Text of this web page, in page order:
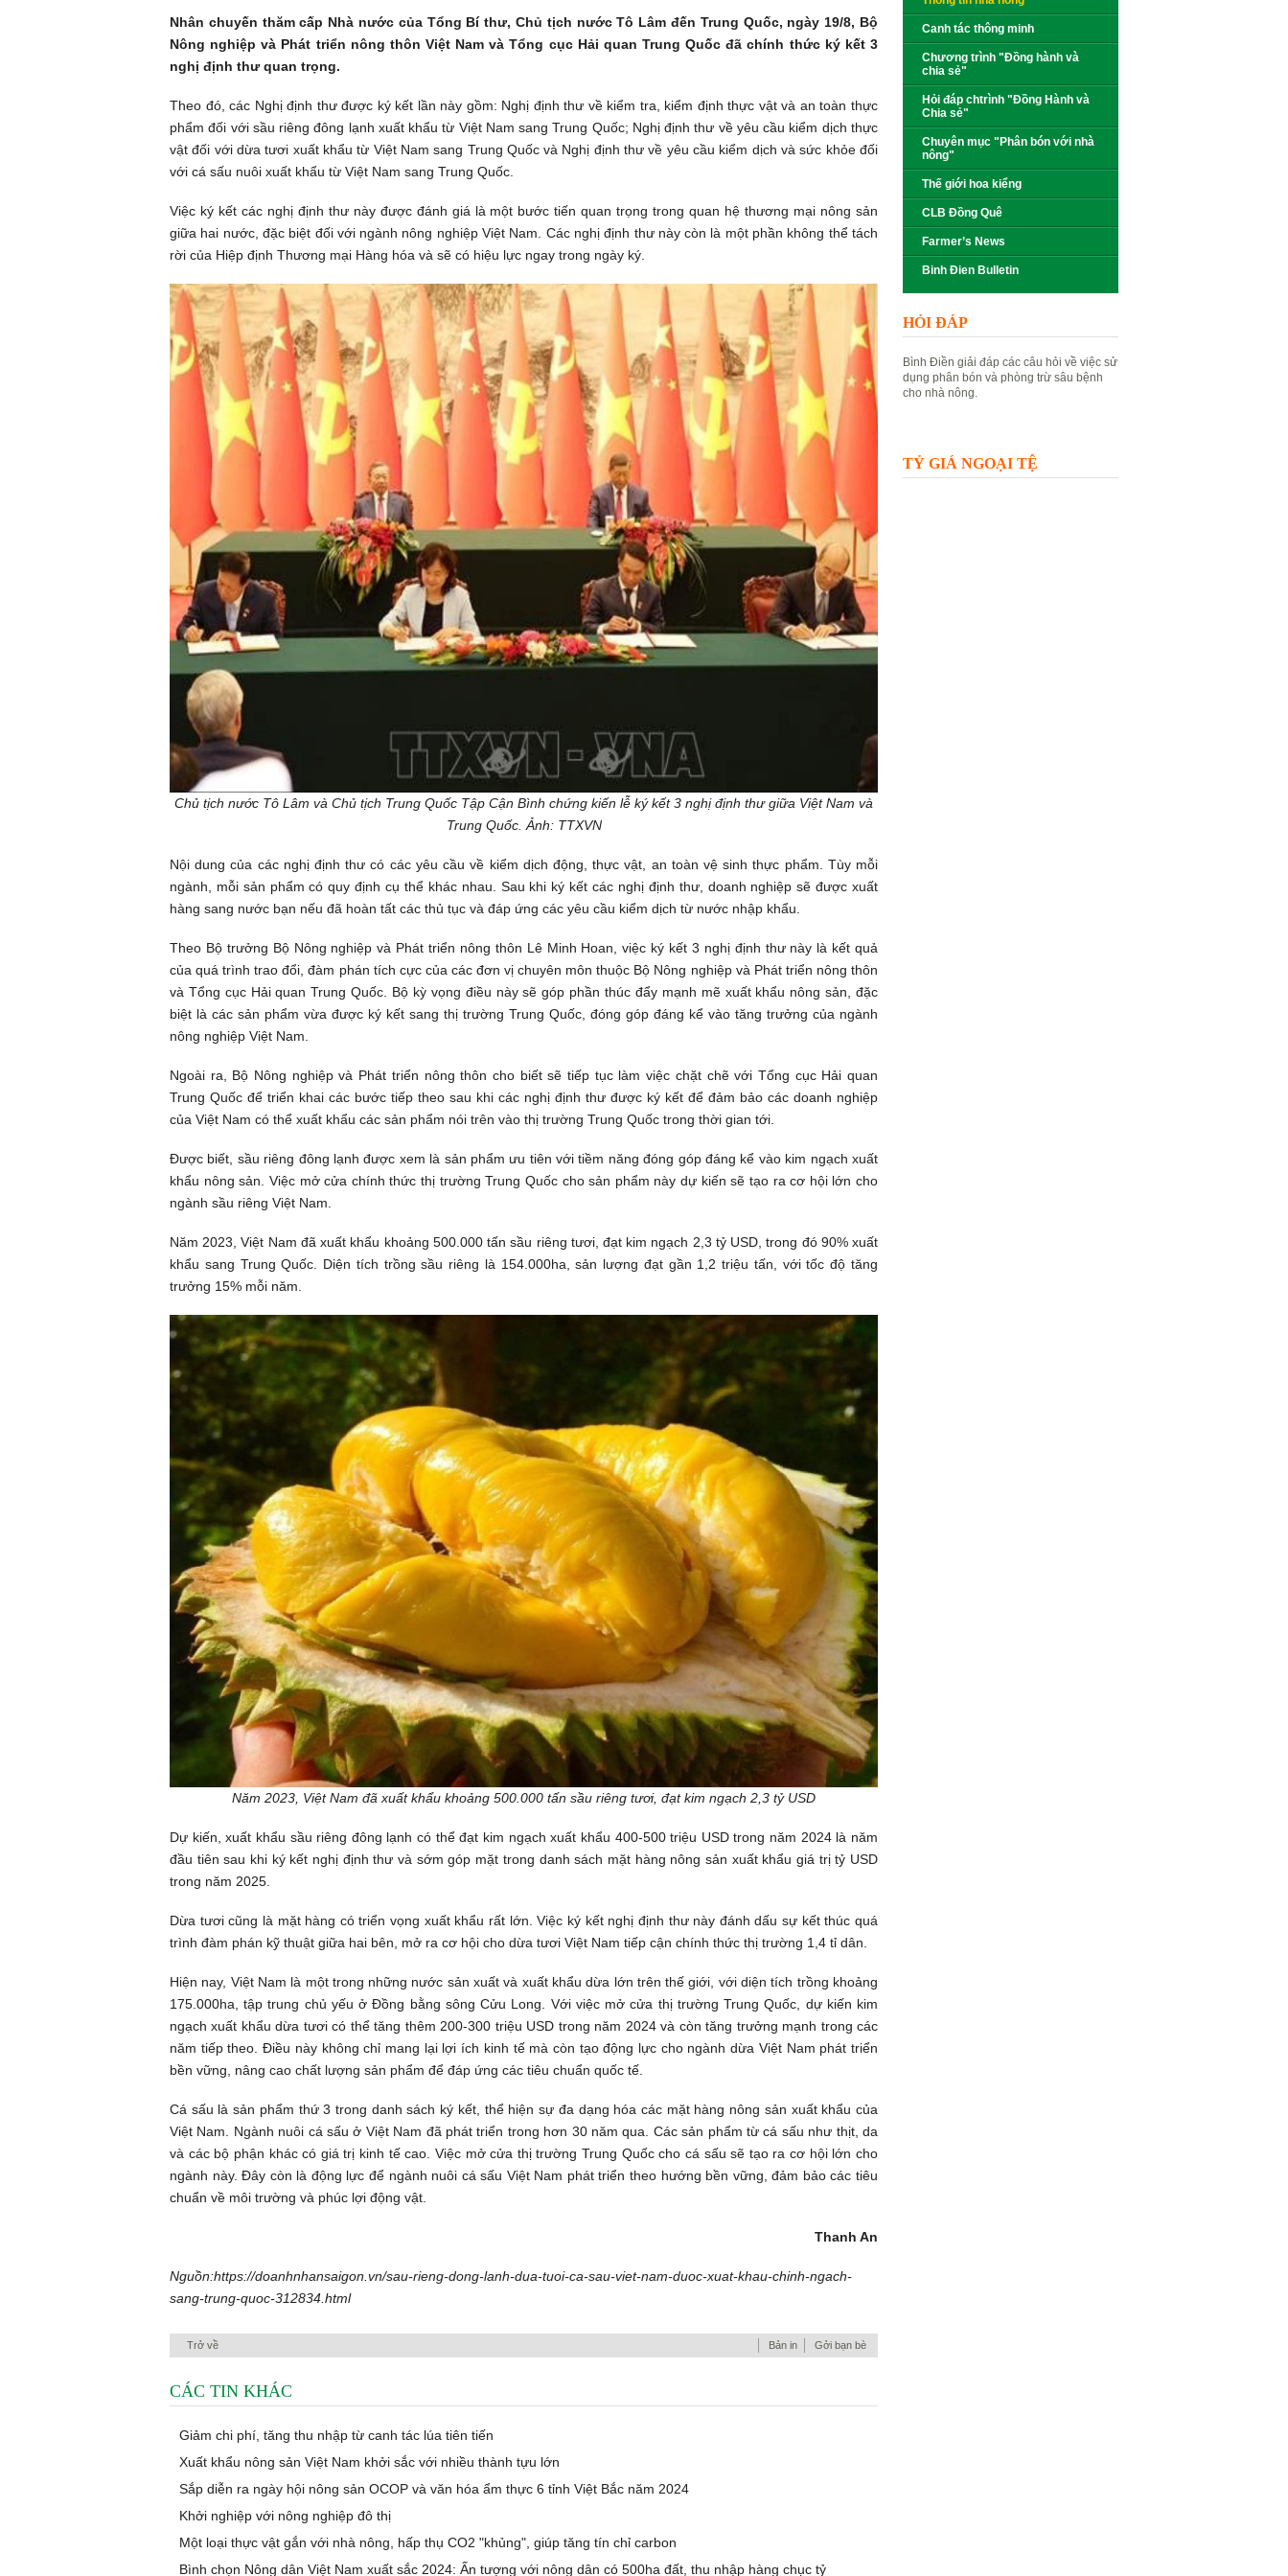
Nhân chuyến thăm cấp Nhà nước của Tổng Bí thư, Chủ tịch nước Tô Lâm đến Trung Quốc, ngày 19/8, Bộ
Nông nghiệp và Phát triển nông thôn Việt Nam và Tổng cục Hải quan Trung Quốc đã chính thức ký kết 3
nghị định thư quan trọng.
Theo đó, các Nghị định thư được ký kết lần này gồm: Nghị định thư về kiểm tra, kiểm định thực vật và an toàn thực
phẩm đối với sầu riêng đông lạnh xuất khẩu từ Việt Nam sang Trung Quốc; Nghị định thư về yêu cầu kiểm dịch thực
vật đối với dừa tươi xuất khẩu từ Việt Nam sang Trung Quốc và Nghị định thư về yêu cầu kiểm dịch và sức khỏe đối
với cá sấu nuôi xuất khẩu từ Việt Nam sang Trung Quốc.
Việc ký kết các nghị định thư này được đánh giá là một bước tiến quan trọng trong quan hệ thương mại nông sản
giữa hai nước, đặc biệt đối với ngành nông nghiệp Việt Nam. Các nghị định thư này còn là một phần không thể tách
rời của Hiệp định Thương mại Hàng hóa và sẽ có hiệu lực ngay trong ngày ký.
Chủ tịch nước Tô Lâm và Chủ tịch Trung Quốc Tập Cận Bình chứng kiến lễ ký kết 3 nghị định thư giữa Việt Nam và
Trung Quốc. Ảnh: TTXVN
Nội dung của các nghị định thư có các yêu cầu về kiểm dịch động, thực vật, an toàn vệ sinh thực phẩm. Tùy mỗi
ngành, mỗi sản phẩm có quy định cụ thể khác nhau. Sau khi ký kết các nghị định thư, doanh nghiệp sẽ được xuất
hàng sang nước bạn nếu đã hoàn tất các thủ tục và đáp ứng các yêu cầu kiểm dịch từ nước nhập khẩu.
Theo Bộ trưởng Bộ Nông nghiệp và Phát triển nông thôn Lê Minh Hoan, việc ký kết 3 nghị định thư này là kết quả
của quá trình trao đổi, đàm phán tích cực của các đơn vị chuyên môn thuộc Bộ Nông nghiệp và Phát triển nông thôn
và Tổng cục Hải quan Trung Quốc. Bộ kỳ vọng điều này sẽ góp phần thúc đẩy mạnh mẽ xuất khẩu nông sản, đặc
biệt là các sản phẩm vừa được ký kết sang thị trường Trung Quốc, đóng góp đáng kể vào tăng trưởng của ngành
nông nghiệp Việt Nam.
Ngoài ra, Bộ Nông nghiệp và Phát triển nông thôn cho biết sẽ tiếp tục làm việc chặt chẽ với Tổng cục Hải quan
Trung Quốc để triển khai các bước tiếp theo sau khi các nghị định thư được ký kết để đảm bảo các doanh nghiệp
của Việt Nam có thể xuất khẩu các sản phẩm nói trên vào thị trường Trung Quốc trong thời gian tới.
Được biết, sầu riêng đông lạnh được xem là sản phẩm ưu tiên với tiềm năng đóng góp đáng kể vào kim ngạch xuất
khẩu nông sản. Việc mở cửa chính thức thị trường Trung Quốc cho sản phẩm này dự kiến sẽ tạo ra cơ hội lớn cho
ngành sầu riêng Việt Nam.
Năm 2023, Việt Nam đã xuất khẩu khoảng 500.000 tấn sầu riêng tươi, đạt kim ngạch 2,3 tỷ USD, trong đó 90% xuất
khẩu sang Trung Quốc. Diện tích trồng sầu riêng là 154.000ha, sản lượng đạt gần 1,2 triệu tấn, với tốc độ tăng
trưởng 15% mỗi năm.
Năm 2023, Việt Nam đã xuất khẩu khoảng 500.000 tấn sầu riêng tươi, đạt kim ngạch 2,3 tỷ USD
Dự kiến, xuất khẩu sầu riêng đông lạnh có thể đạt kim ngạch xuất khẩu 400-500 triệu USD trong năm 2024 là năm
đầu tiên sau khi ký kết nghị định thư và sớm góp mặt trong danh sách mặt hàng nông sản xuất khẩu giá trị tỷ USD
trong năm 2025.
Dừa tươi cũng là mặt hàng có triển vọng xuất khẩu rất lớn. Việc ký kết nghị định thư này đánh dấu sự kết thúc quá
trình đàm phán kỹ thuật giữa hai bên, mở ra cơ hội cho dừa tươi Việt Nam tiếp cận chính thức thị trường 1,4 tỉ dân.
Hiện nay, Việt Nam là một trong những nước sản xuất và xuất khẩu dừa lớn trên thế giới, với diện tích trồng khoảng
175.000ha, tập trung chủ yếu ở Đồng bằng sông Cửu Long. Với việc mở cửa thị trường Trung Quốc, dự kiến kim
ngạch xuất khẩu dừa tươi có thể tăng thêm 200-300 triệu USD trong năm 2024 và còn tăng trưởng mạnh trong các
năm tiếp theo. Điều này không chỉ mang lại lợi ích kinh tế mà còn tạo động lực cho ngành dừa Việt Nam phát triển
bền vững, nâng cao chất lượng sản phẩm để đáp ứng các tiêu chuẩn quốc tế.
Cá sấu là sản phẩm thứ 3 trong danh sách ký kết, thể hiện sự đa dạng hóa các mặt hàng nông sản xuất khẩu của
Việt Nam. Ngành nuôi cá sấu ở Việt Nam đã phát triển trong hơn 30 năm qua. Các sản phẩm từ cá sấu như thịt, da
và các bộ phận khác có giá trị kinh tế cao. Việc mở cửa thị trường Trung Quốc cho cá sấu sẽ tạo ra cơ hội lớn cho
ngành này. Đây còn là động lực để ngành nuôi cá sấu Việt Nam phát triển theo hướng bền vững, đảm bảo các tiêu
chuẩn về môi trường và phúc lợi động vật.
Thanh An
Nguồn:https://doanhnhansaigon.vn/sau-rieng-dong-lanh-dua-tuoi-ca-sau-viet-nam-duoc-xuat-khau-chinh-ngach-
sang-trung-quoc-312834.html
Trở về Gởi bạn bè
Bản in
CÁC TIN KHÁC
Giảm chi phí, tăng thu nhập từ canh tác lúa tiên tiến
Xuất khẩu nông sản Việt Nam khởi sắc với nhiều thành tựu lớn
Sắp diễn ra ngày hội nông sản OCOP và văn hóa ẩm thực 6 tỉnh Việt Bắc năm 2024
Khởi nghiệp với nông nghiệp đô thị
Một loại thực vật gắn với nhà nông, hấp thụ CO2 "khủng", giúp tăng tín chỉ carbon
Bình chọn Nông dân Việt Nam xuất sắc 2024: Ấn tượng với nông dân có 500ha đất, thu nhập hàng chục tỷ
Canh tác thông minh
Chương trình "Đồng hành và
chia sẻ"
Hỏi đáp chtrình "Đồng Hành và
Chia sẻ"
Chuyên mục "Phân bón với nhà
nông"
Thế giới hoa kiểng
CLB Đồng Quê
Farmer’s News
Binh Đien Bulletin
HỎI ĐÁP
Bình Điền giải đáp các câu hỏi về việc sử
dụng phân bón và phòng trừ sâu bệnh
cho nhà nông.
TỶ GIÁ NGOẠI TỆ